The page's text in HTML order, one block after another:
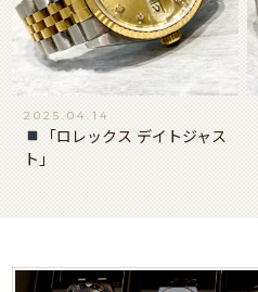
2025.04.14
「ロレックス デイトジャス
ト」